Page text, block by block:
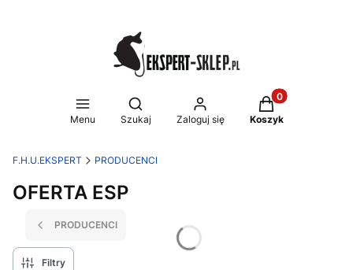
Menu
Otwórz wyszukiwarkę
Szukaj Zaloguj się
Produkty w
Koszyk
F.H.U.EKSPERT PRODUCENCI
OFERTA ESP
PRODUCENCI
Filtry